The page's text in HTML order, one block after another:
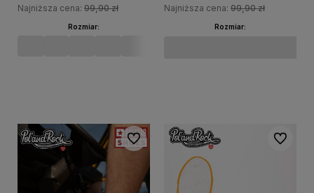
Najniższa cena: 99,90 zł
Rozmiar:
Najniższa cena: 99,90 zł
Rozmiar:
Do ulubionych Do